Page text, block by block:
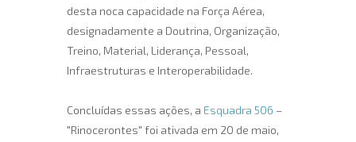
desta noca capacidade na Força Aérea,
designadamente a Doutrina, Organização,
Treino, Material, Liderança, Pessoal,
Infraestruturas e Interoperabilidade.
Concluídas essas ações, a Esquadra 506 –
"Rinocerontes" foi ativada em 20 de maio,